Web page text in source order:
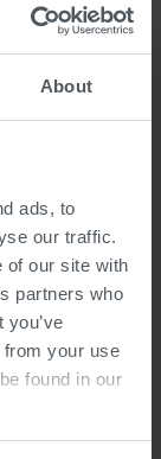
About
ads, to
our traffic.
of our site with
partners who
from your use
found in our
PRF 6000
48
und